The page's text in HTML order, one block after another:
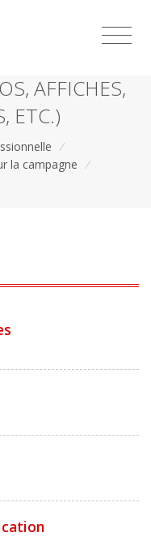
AFFICHES,
ETC.)
/
la campagne /